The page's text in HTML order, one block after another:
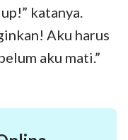
katanya.
Aku harus
aku mati.”